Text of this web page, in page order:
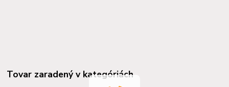
Tovar zaradený v kategóriách